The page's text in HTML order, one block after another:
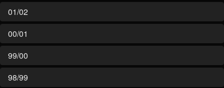
01/02
00/01
99/00
98/99